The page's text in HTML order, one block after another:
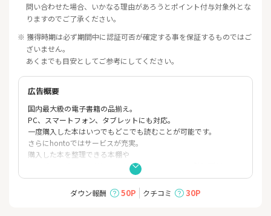
問い合わせた場合、いかなる理由があろうとポイント付与対象外とな
りますのでご了承ください。
※ 獲得時期は必ず期間中に認証可否が確定する事を保証するものではご
ざいません。
あくまでも目安としてご参考にしてください。
広告概要
国内最大級の電子書籍の品揃え。
PC、スマートフォン、タブレットにも対応。
一度購入した本はいつでもどこでも読むことが可能です。
さらにhontoではサービスが充実。
購入した本を整理できる本棚や
クーポン、ポイントが貰えるお得なキャンペーンも随時開催！
ダウン報酬 50P クチコミ 30P